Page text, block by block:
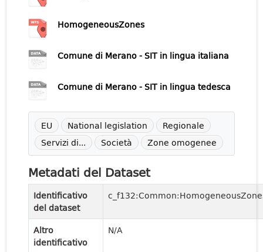
HomogeneousZones
Comune di Merano - SIT in lingua italiana
Comune di Merano - SIT in lingua tedesca
EU National legislation
Regionale
Servizi di...
Società Zone omogenee
Metadati del Dataset
Identificativo
del dataset
Altro
identificativo
N/A